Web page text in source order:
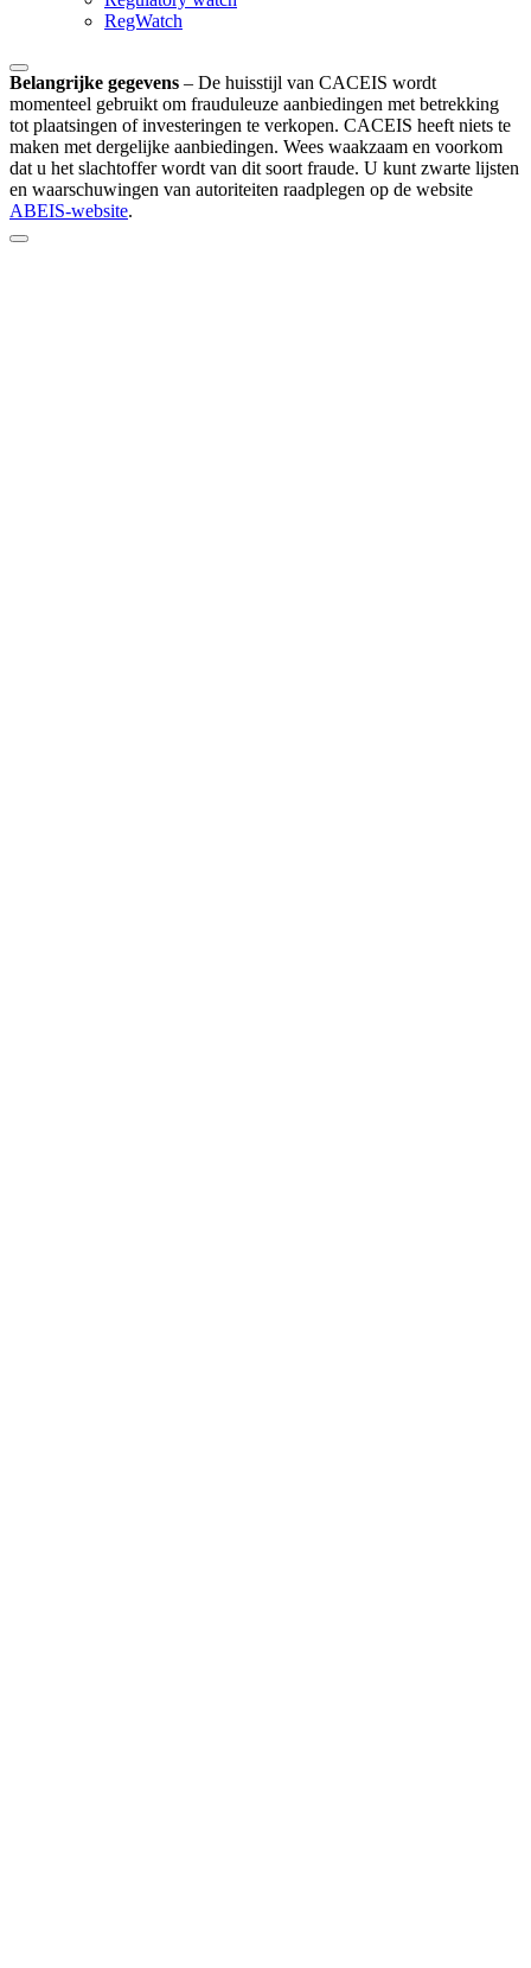
RegWatch
Belangrijke gegevens – De huisstijl van CACEIS wordt
momenteel gebruikt om frauduleuze aanbiedingen met betrekking
tot plaatsingen of investeringen te verkopen. CACEIS heeft niets te
maken met dergelijke aanbiedingen. Wees waakzaam en voorkom
dat u het slachtoffer wordt van dit soort fraude. U kunt zwarte lijsten
en waarschuwingen van autoriteiten raadplegen op de website
ABEIS-website.